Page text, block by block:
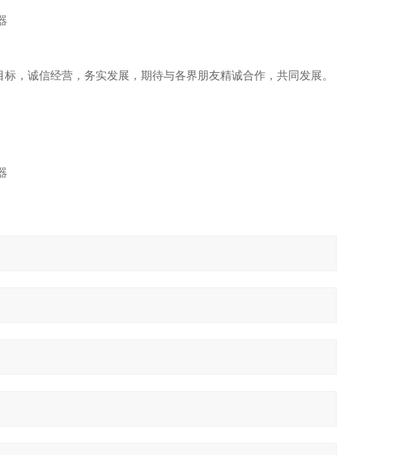
，诚信经营，务实发展，期待与各界朋友精诚合作，共同发展。